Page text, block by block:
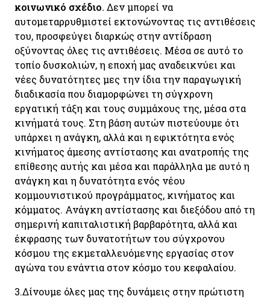
κοινωνικό σχέδιο. Δεν μπορεί να
αυτομεταρρυθμιστεί εκτονώνοντας τις αντιθέσεις
του, προσφεύγει διαρκώς στην αντίδραση
οξύνοντας όλες τις αντιθέσεις. Μέσα σε αυτό το
τοπίο δυσκολιών, η εποχή μας αναδεικνύει και
νέες δυνατότητες μες την ίδια την παραγωγική
διαδικασία που διαμορφώνει τη σύγχρονη
εργατική τάξη και τους συμμάχους της, μέσα στα
κινήματά τους. Στη βάση αυτών πιστεύουμε ότι
υπάρχει η ανάγκη, αλλά και η εφικτότητα ενός
κινήματος άμεσης αντίστασης και ανατροπής της
επίθεσης αυτής και μέσα και παράλληλα με αυτό η
ανάγκη και η δυνατότητα ενός νέου
κομμουνιστικού προγράμματος, κινήματος και
κόμματος. Ανάγκη αντίστασης και διεξόδου από τη
σημερινή καπιταλιστική βαρβαρότητα, αλλά και
έκφρασης των δυνατοτήτων του σύγχρονου
κόσμου της εκμεταλλευόμενης εργασίας στον
αγώνα του ενάντια στον κόσμο του κεφαλαίου.
3.Δίνουμε όλες μας της δυνάμεις στην πρώτιστη